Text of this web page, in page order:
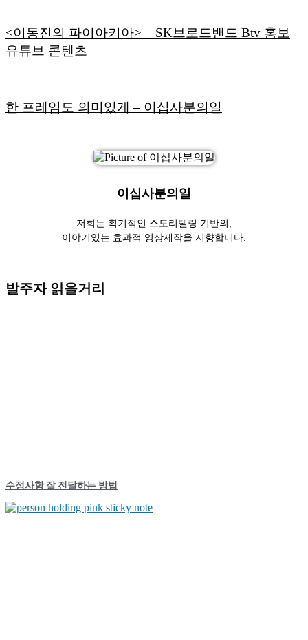
<이동진의 파이아키아> – SK브로드밴드 Btv 홍보
유튜브 콘텐츠
한 프레임도 의미있게– 이십사분의일
이십사분의일
저희는 획기적인 스토리텔링 기반의,
이야기있는 효과적 영상제작을 지향합니다.
발주자 읽을거리
수정사항 잘 전달하는 방법